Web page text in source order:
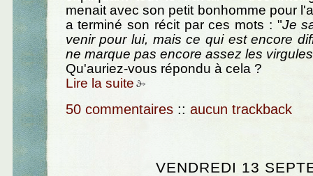
menait avec son petit bonhomme pour
a terminé son récit par ces mots : "Je
venir pour lui, mais ce qui est encore
ne marque pas encore assez les
Qu'auriez-vous répondu à cela ?
Lire la suite
50 commentaires :: aucun trackback
VENDREDI 13